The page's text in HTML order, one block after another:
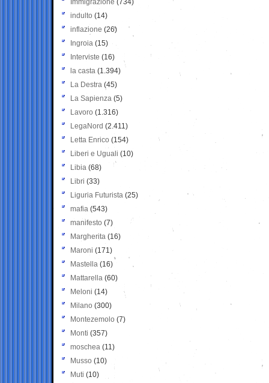
Immigrazione (734)
indulto (14)
inflazione (26)
Ingroia (15)
Interviste (16)
la casta (1.394)
La Destra (45)
La Sapienza (5)
Lavoro (1.316)
LegaNord (2.411)
Letta Enrico (154)
Liberi e Uguali (10)
Libia (68)
Libri (33)
Liguria Futurista (25)
mafia (543)
manifesto (7)
Margherita (16)
Maroni (171)
Mastella (16)
Mattarella (60)
Meloni (14)
Milano (300)
Montezemolo (7)
Monti (357)
moschea (11)
Musso (10)
Muti (10)